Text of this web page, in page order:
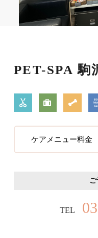
PET-SPA 駒
ケアメニュー料金